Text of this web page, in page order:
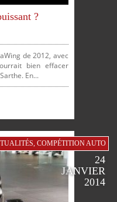
?
de 2012, avec
bien effacer
En...
, COMPÉTITION AUTO
24
JANVIER
2014